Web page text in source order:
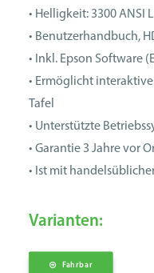
• Helligkeit: 3300 ANSI
• Benutzerhandbuch,
• Inkl. Epson Software
• Ermöglicht
Tafel
• Unterstützte
• Garantie 3 Jahre vor
• Ist mit
Varianten:
Fahrbar